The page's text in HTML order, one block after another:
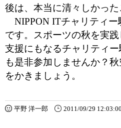
後は、本当に清々しかった
NIPPON ITチャリティー
です。スポーツの秋を実
支援にもなるチャリティ
も是非参加しませんか？
をかきましょう。
平野 洋一郎 2011/09/29 12:03:00